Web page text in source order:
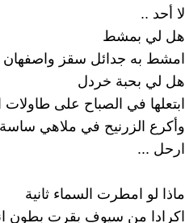
لا أحد ..
هل لي بمشط
امشط به جدائل سقز
هل لي بحبة خردل
ابتعلها في الصباح على طاولات
وأكرع الزرنيح في ملاهي ساسة
ارحل ...
ماذا لو امطرت السماء ثانية
اكرادا من سيوف بقرت بطون